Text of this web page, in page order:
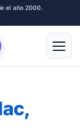
el año 2000.
Abrir